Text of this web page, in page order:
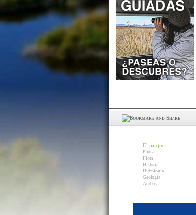
El parque
Fauna
Flora
Historia
Hidrología
Geología
Audios